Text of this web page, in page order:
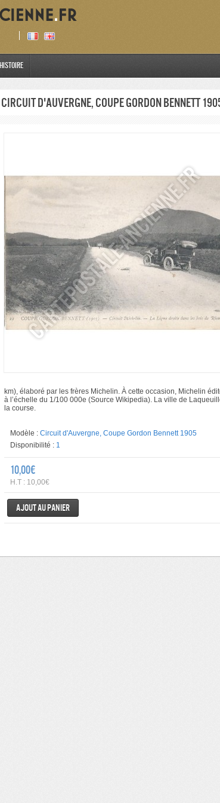
Histoire
Circuit d'Auvergne, Coupe Gordon Bennett
km), élaboré par les frères Michelin. À cette occasion, Michelin
à l’échelle du 1/100 000e (Source Wikipedia). La ville de
la course.
Modèle : Circuit d'Auvergne, Coupe Gordon Bennett 1905
Disponibilité : 1
10,00€
H.T : 10,00€
Ajout au panier